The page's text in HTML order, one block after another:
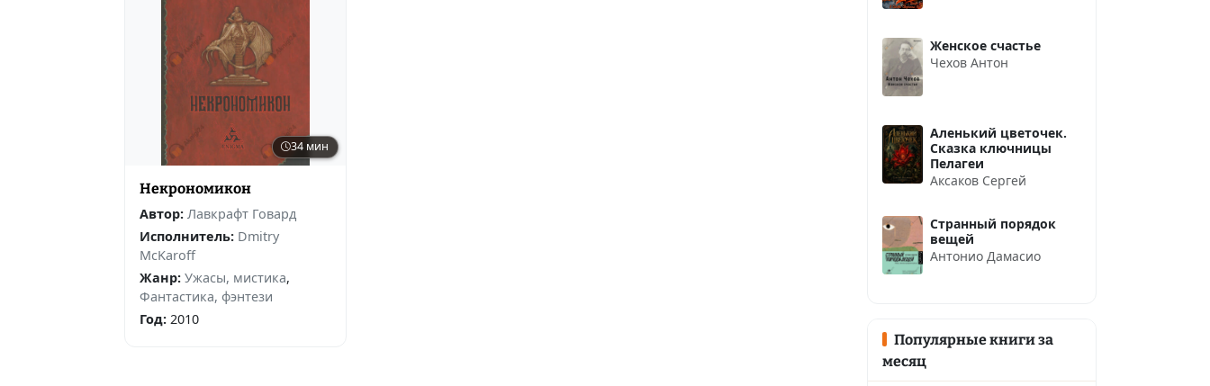
34 мин
Некрономикон
Автор: Лавкрафт Говард
Исполнитель: Dmitry
McKaroff
Жанр: Ужасы, мистика,
Фантастика, фэнтези
Год: 2010
Женское счастье
Чехов Антон
Аленький цветочек.
Сказка ключницы
Пелагеи
Аксаков Сергей
Странный порядок
вещей
Антонио Дамасио
Популярные книги за
месяц